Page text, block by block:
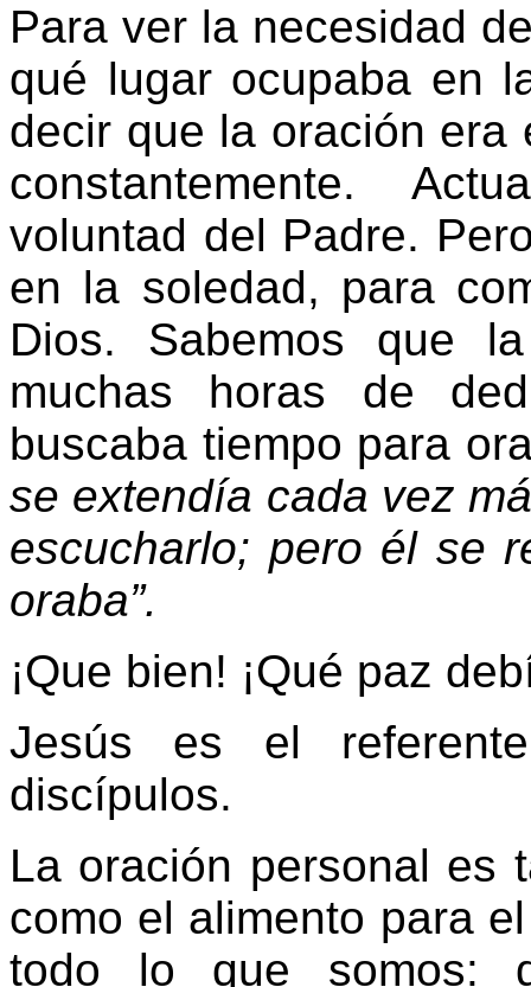
Para ver la necesidad
qué lugar ocupaba en
decir que la oración
constantemente.
voluntad del Padre.
en la soledad, para
Dios. Sabemos que
muchas horas de
buscaba tiempo para
se extendía cada vez
escucharlo; pero él se
oraba”.
¡Que bien! ¡Qué paz
Jesús es el
discípulos.
La oración personal es
como el alimento para
todo lo que somos: